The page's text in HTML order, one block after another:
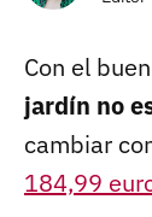
Con el
jardín no
cambiar
184,99